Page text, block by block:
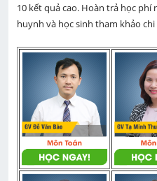
10 kết quả cao. Hoàn trả học phí
huynh và học sinh tham khảo